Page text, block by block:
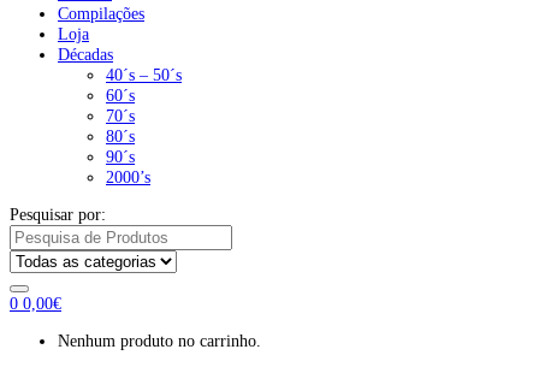
Compilações
Loja
Décadas
40´s – 50´s
60´s
70´s
80´s
90´s
2000’s
Pesquisar por:
0 0,00€
Nenhum produto no carrinho.